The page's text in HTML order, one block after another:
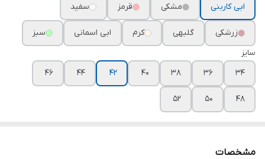
ابی کاربنی
مشکی قرمز سفید
زرشکی گلبهی کرم ابی اسمانی
سبز
سایز
۳۴
۳۶ ۳۸ ۴۰ ۴۲ ۴۴ ۴۶
۴۸ ۵۰ ۵۲
مشخصات